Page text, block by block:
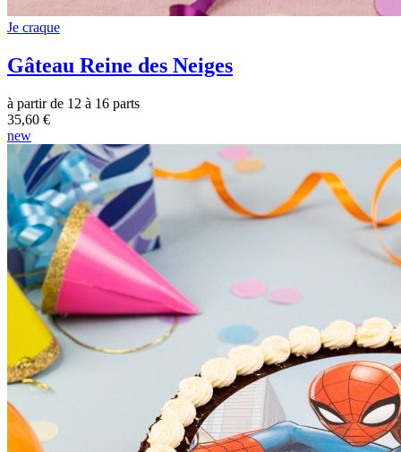
Je craque
Gâteau Reine des Neiges
à partir de 12 à 16 parts
35,60 €
new